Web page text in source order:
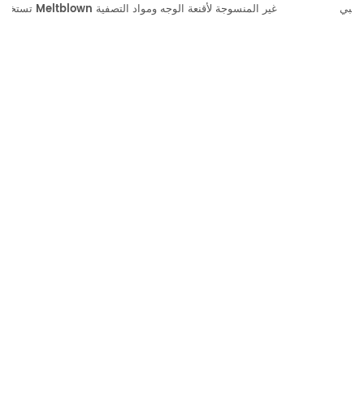
شريط على شكل الأنف للتخلص من قناع الوجه الجراحي الطبي